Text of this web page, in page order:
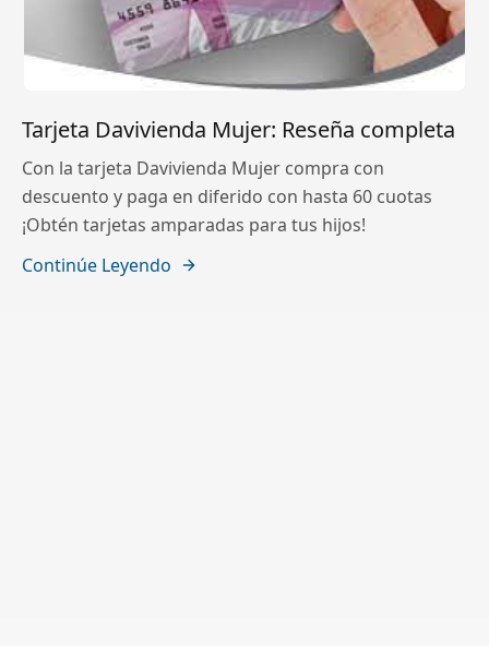
Tarjeta Davivienda Mujer: Reseña completa
Con la tarjeta Davivienda Mujer compra con
descuento y paga en diferido con hasta 60 cuotas
¡Obtén tarjetas amparadas para tus hijos!
Continúe Leyendo